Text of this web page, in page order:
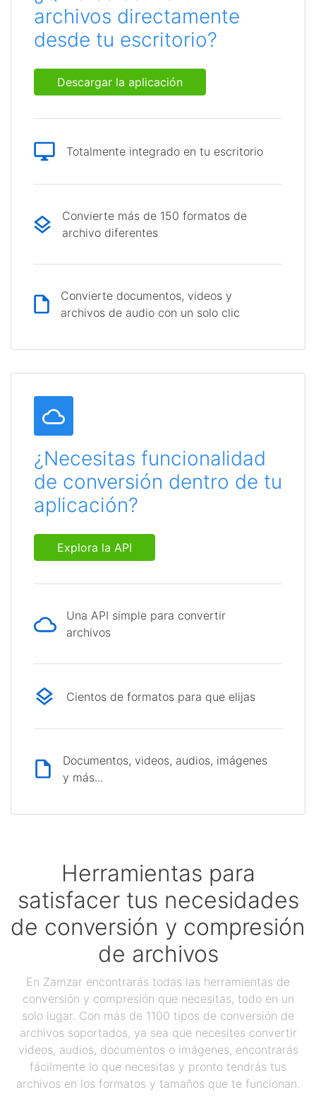
archivos directamente
desde tu escritorio?
Descargar la aplicación
Totalmente integrado en tu escritorio
Convierte más de 150 formatos de
archivo diferentes
Convierte documentos, videos y
archivos de audio con un solo clic
¿Necesitas funcionalidad
de conversión dentro de tu
aplicación?
Explora la API
Una API simple para convertir
archivos
Cientos de formatos para que elijas
Documentos, videos, audios, imágenes
y más...
Herramientas para
satisfacer tus necesidades
de conversión y compresión
de archivos
En Zamzar encontrarás todas las herramientas de
conversión y compresión que necesitas, todo en un
solo lugar. Con más de 1100 tipos de conversión de
archivos soportados, ya sea que necesites convertir
videos, audios, documentos o imágenes, encontrarás
fácilmente lo que necesitas y pronto tendrás tus
archivos en los formatos y tamaños que te funcionan.